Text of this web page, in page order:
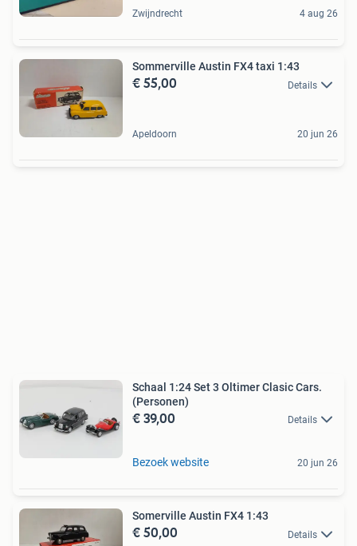
Zwijndrecht 4 aug 26
Sommerville Austin FX4 taxi 1:43
€ 55,00 Details
Apeldoorn 20 jun 26
Schaal 1:24 Set 3 Oltimer Clasic Cars.
(Personen)
€ 39,00 Details
Bezoek website 20 jun 26
Somerville Austin FX4 1:43
€ 50,00 Details